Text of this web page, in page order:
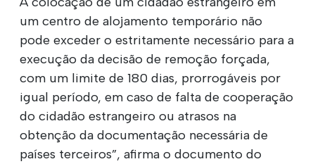
um centro de alojamento temporário não
pode exceder o estritamente necessário para a
execução da decisão de remoção forçada,
com um limite de 180 dias, prorrogáveis por
igual período, em caso de falta de cooperação
do cidadão estrangeiro ou atrasos na
obtenção da documentação necessária de
países terceiros”, afirma o documento do